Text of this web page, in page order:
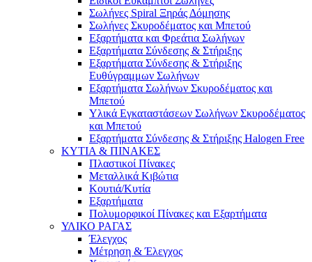
Σωλήνες Spiral Ξηράς Δόμησης
Σωλήνες Σκυροδέματος και Μπετού
Εξαρτήματα και Φρεάτια Σωλήνων
Εξαρτήματα Σύνδεσης & Στήριξης
Εξαρτήματα Σύνδεσης & Στήριξης
Ευθύγραμμων Σωλήνων
Εξαρτήματα Σωλήνων Σκυροδέματος και
Μπετού
Υλικά Εγκαταστάσεων Σωλήνων Σκυροδέματος
και Μπετού
Εξαρτήματα Σύνδεσης & Στήριξης Halogen Free
ΚΥΤΙΑ & ΠΙΝΑΚΕΣ
Πλαστικοί Πίνακες
Μεταλλικά Κιβώτια
Κουτιά/Κυτία
Εξαρτήματα
Πολυμορφικοί Πίνακες και Εξαρτήματα
ΥΛΙΚΟ ΡΑΓΑΣ
Έλεγχος
Μέτρηση & Έλεγχος